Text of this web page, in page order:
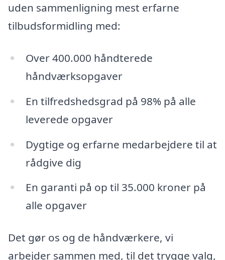
uden sammenligning mest erfarne
tilbudsformidling med:
Over 400.000 håndterede
håndværksopgaver
En tilfredshedsgrad på 98% på alle
leverede opgaver
Dygtige og erfarne medarbejdere til at
rådgive dig
En garanti på op til 35.000 kroner på
alle opgaver
Det gør os og de håndværkere, vi
arbejder sammen med, til det trygge valg,